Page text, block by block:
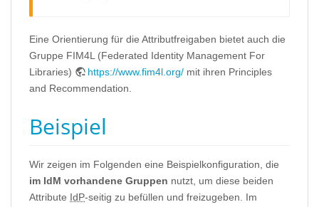
Eine Orientierung für die Attributfreigaben bietet auch die
Gruppe FIM4L (Federated Identity Management For
Libraries)
https://www.fim4l.org/ mit ihren Principles
and Recommendation.
Beispiel
Wir zeigen im Folgenden eine Beispielkonfiguration, die
im IdM vorhandene Gruppen nutzt, um diese beiden
Attribute IdP-seitig zu befüllen und freizugeben. Im